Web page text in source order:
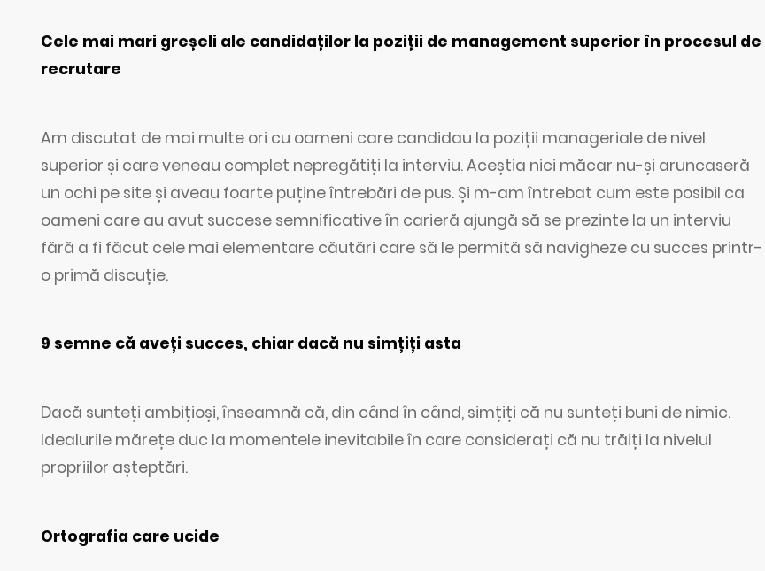
Cele mai mari greșeli ale candidaților la poziții de management superior în procesul de
recrutare
Am discutat de mai multe ori cu oameni care candidau la poziții manageriale de nivel
superior și care veneau complet nepregătiți la interviu. Aceștia nici măcar nu-și aruncaseră
un ochi pe site și aveau foarte puține întrebări de pus. Și m-am întrebat cum este posibil ca
oameni care au avut succese semnificative în carieră ajungă să se prezinte la un interviu
fără a fi făcut cele mai elementare căutări care să le permită să navigheze cu succes printr-
o primă discuție.
9 semne că aveți succes, chiar dacă nu simțiți asta
Dacă sunteți ambițioși, înseamnă că, din când în când, simțiți că nu sunteți buni de nimic.
Idealurile mărețe duc la momentele inevitabile în care considerați că nu trăiți la nivelul
propriilor așteptări.
Ortografia care ucide